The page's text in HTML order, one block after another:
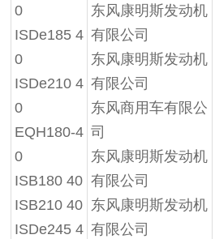
0
ISDe185 4
0
ISDe210 4
0
EQH180-4
0
ISB180 40
ISB210 40
ISDe245 4
东风康明斯发动机
有限公司
东风康明斯发动机
有限公司
东风商用车有限公
司
东风康明斯发动机
有限公司
东风康明斯发动机
有限公司